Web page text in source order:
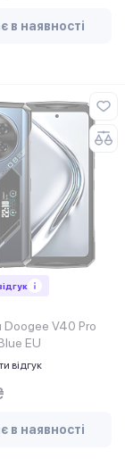
в наявності
V40 Pro
EU
відгук
в наявності